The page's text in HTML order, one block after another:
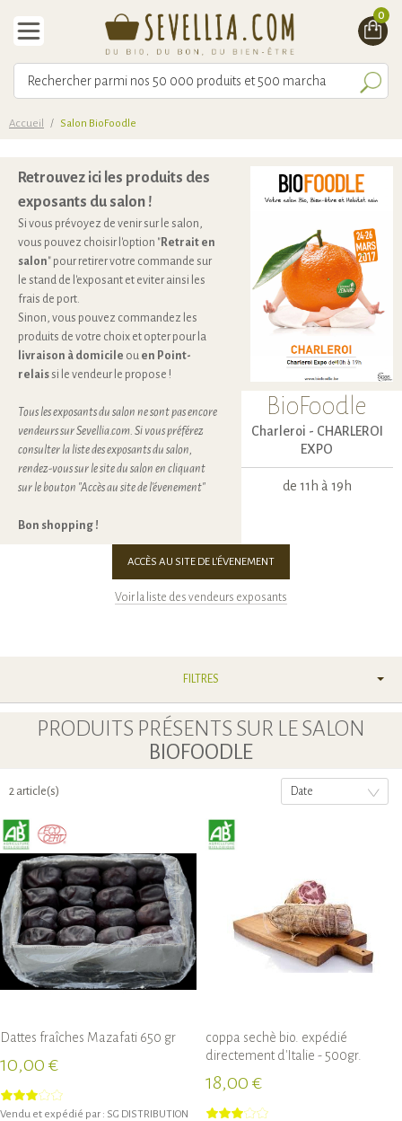
0
Accueil / Salon BioFoodle
Retrouvez ici les produits des
exposants du salon !
Si vous prévoyez de venir sur le salon,
vous pouvez choisir l'option "Retrait en
salon" pour retirer votre commande sur
le stand de l'exposant et eviter ainsi les
frais de port.
Sinon, vous pouvez commandez les
produits de votre choix et opter pour la
livraison à domicile ou en Point-
relais si le vendeur le propose !
Tous les exposants du salon ne sont pas encore
vendeurs sur Sevellia.com. Si vous préférez
consulter la liste des exposants du salon,
rendez-vous sur le site du salon en cliquant
sur le bouton "Accès au site de l'évenement"
Bon shopping !
BioFoodle
Charleroi - CHARLEROI
EXPO
de 11h à 19h
ACCÈS AU SITE DE L'ÉVENEMENT
Voir la liste des vendeurs exposants
FILTRES
PRODUITS PRÉSENTS SUR LE SALON
BIOFOODLE
2 article(s) Date
Dattes fraîches Mazafati 650 gr
10,00 €
Vendu et expédié par : SG DISTRIBUTION
coppa sechè bio. expédié
directement d'Italie - 500gr.
18,00 €